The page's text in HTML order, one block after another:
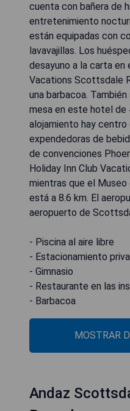
cuenta con bañera de
entretenimiento
están equipadas con
lavavajillas. Los
desayuno a la carta en
Vacations Scottsdale
una barbacoa.
mesa en este hotel de
alojamiento hay centro
expendedoras de
de convenciones
Holiday Inn Club
mientras que el
está a 8.6 km. El
aeropuerto de
- Piscina al aire libre
- Estacionamiento
- Gimnasio
- Restaurante en las
- Barbacoa
MOSTRAR
Andaz